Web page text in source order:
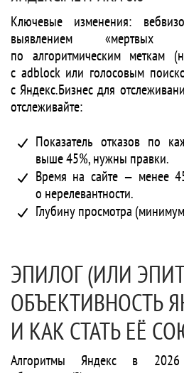
Ключевые изменения:
выявлением «мертвых
по алгоритмическим меткам
с adblock или голосовым
с Яндекс.Бизнес для
отслеживайте:
Показатель отказов по
выше 45%, нужны правки.
Время на сайте — менее
о нерелевантности.
Глубину просмотра
ЭПИЛОГ (ИЛИ
ОБЪЕКТИВНОСТЬ
И КАК СТАТЬ ЕЁ
Алгоритмы Яндекс в 2026